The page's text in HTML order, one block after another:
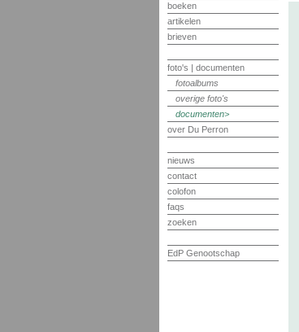
boeken
artikelen
brieven
foto's | documenten
fotoalbums
overige foto's
documenten
over Du Perron
nieuws
contact
colofon
faqs
zoeken
EdP Genootschap